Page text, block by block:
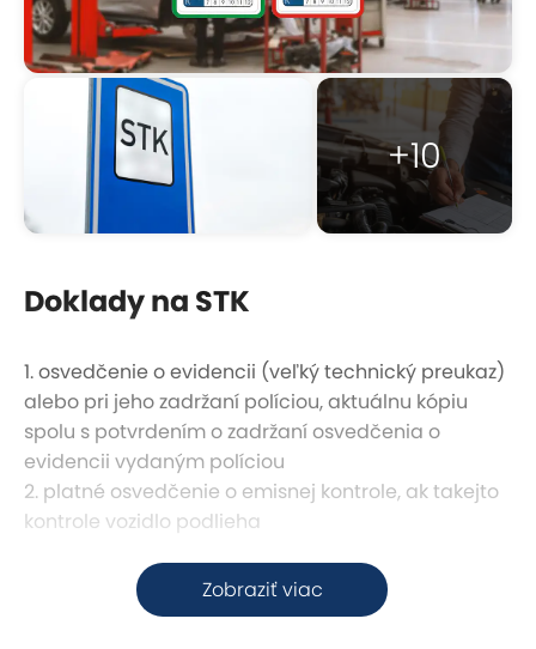
+10
Zobraziť viac
Doklady na STK
1. osvedčenie o evidencii (veľký technický preukaz)
alebo pri jeho zadržaní políciou, aktuálnu kópiu
spolu s potvrdením o zadržaní osvedčenia o
evidencii vydaným políciou
2. platné osvedčenie o emisnej kontrole, ak takejto
kontrole vozidlo podlieha
Odporúčanie pred kontrolou